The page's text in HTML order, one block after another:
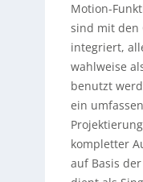
Motion-
sind mit den
integriert,
wahlweise
benutzt
ein
kompletter
auf Basis